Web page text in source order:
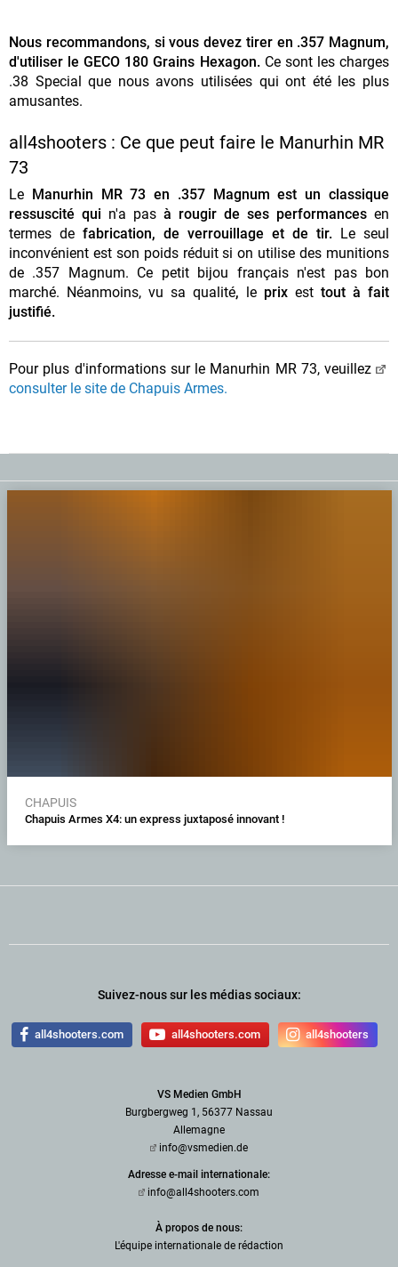
Nous recommandons, si vous devez tirer en .357 Magnum,
d'utiliser le GECO 180 Grains Hexagon.Ce sont les charges
.38 Special que nous avons utilisées qui ont été les plus
amusantes.
all4shooters : Ce que peut faire le Manurhin MR
73
Le
Manurhin MR 73 en .357 Magnum est un classique
ressuscité qui n'a pas à rougir de ses performances en
termes de fabrication, de verrouillage et de tir. Le seul
inconvénient est son poids réduit si on utilise des munitions
de .357 Magnum. Ce petit bijou français n'est pas bon
marché. Néanmoins, vu sa qualité, le prix est tout à fait
justifié.
Pour plus d'informations sur le Manurhin MR 73, veuillez
consulter le site de Chapuis Armes.
CHAPUIS
Chapuis Armes X4: un express juxtaposé innovant !
Suivez-nous sur les médias sociaux:
all4shooters.com all4shooters.com all4shooters
VS Medien GmbH
Burgbergweg 1, 56377 Nassau
Allemagne
info@vsmedien.de
Adresse e-mail internationale:
info@all4shooters.com
À propos de nous:
L'équipe internationale de rédaction